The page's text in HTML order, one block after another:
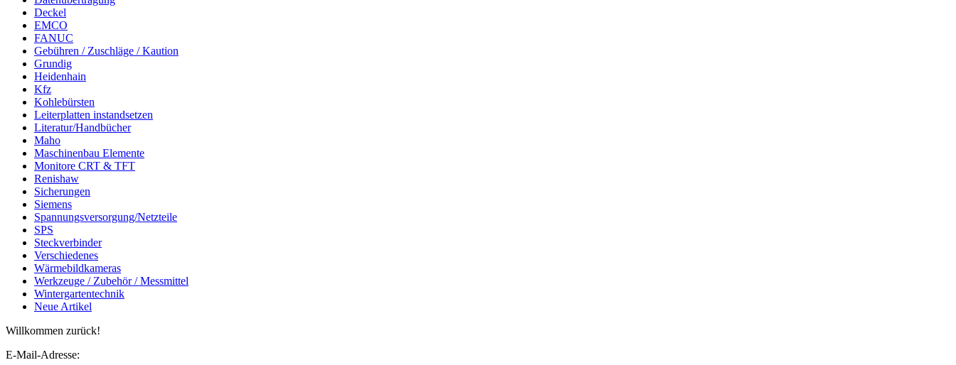
Deckel
EMCO
FANUC
Gebühren / Zuschläge / Kaution
Grundig
Heidenhain
Kfz
Kohlebürsten
Leiterplatten instandsetzen
Literatur/Handbücher
Maho
Maschinenbau Elemente
Monitore CRT & TFT
Renishaw
Sicherungen
Siemens
Spannungsversorgung/Netzteile
SPS
Steckverbinder
Verschiedenes
Wärmebildkameras
Werkzeuge / Zubehör / Messmittel
Wintergartentechnik
Neue Artikel
Willkommen zurück!
E-Mail-Adresse: